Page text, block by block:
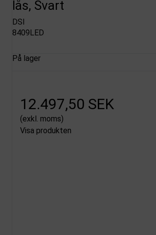
lås, Svart
DSI
8409LED
På lager
12.497,50 SEK
(exkl. moms)
Visa produkten